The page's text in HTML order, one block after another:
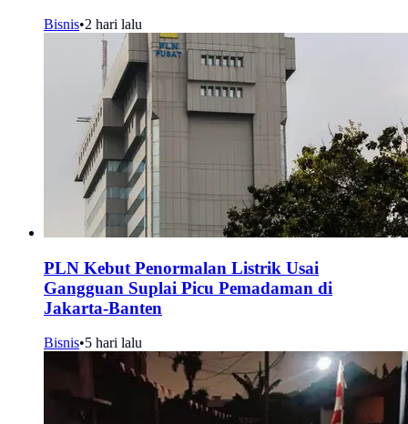
Bisnis•2 hari lalu
PLN Kebut Penormalan Listrik Usai
Gangguan Suplai Picu Pemadaman di
Jakarta-Banten
Bisnis•5 hari lalu